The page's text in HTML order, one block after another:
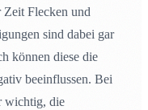
Zeit Flecken und
sind dabei gar
können diese die
beeinflussen. Bei
wichtig, die